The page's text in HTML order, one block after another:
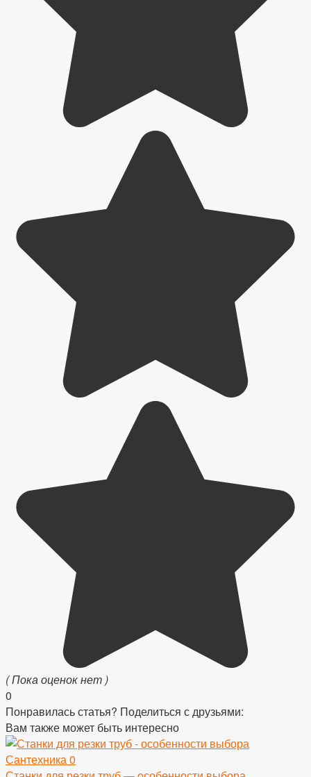
( Пока оценок нет )
0
Понравилась статья? Поделиться с друзьями:
Вам также может быть интересно
Сантехника 0